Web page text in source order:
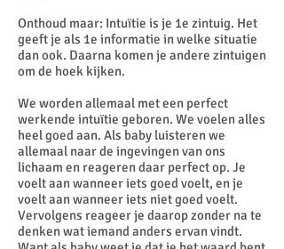
Onthoud maar: Intuïtie is je 1e zintuig. Het
geeft je als 1e informatie in welke situatie
dan ook. Daarna komen je andere zintuigen
om de hoek kijken.
We worden allemaal met een perfect
werkende intuïtie geboren. We voelen alles
heel goed aan. Als baby luisteren we
allemaal naar de ingevingen van ons
lichaam en reageren daar perfect op. Je
voelt aan wanneer iets goed voelt, en je
voelt aan wanneer iets niet goed voelt.
Vervolgens reageer je daarop zonder na te
denken wat iemand anders ervan vindt.